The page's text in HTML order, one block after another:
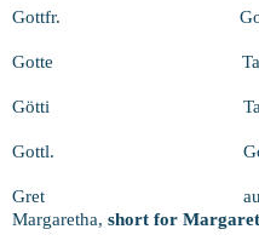
Gottfr.
Gotte
Götti
Gottl.
Gret
Margaretha, short for